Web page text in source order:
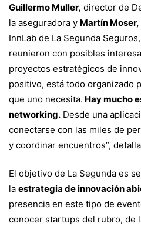
Vegas
Guillermo Muller, director de
la aseguradora y Martín Moser,
InnLab de La Segunda
reunieron con posibles
proyectos estratégicos de
positivo, está todo organizado
que uno necesita. Hay mucho
networking. Desde una
conectarse con las miles de
y coordinar encuentros”,
El objetivo de La Segunda es
la estrategia de innovación
presencia en este tipo de
conocer startups del rubro, de